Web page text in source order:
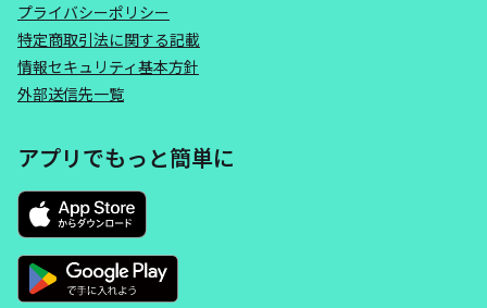
プライバシーポリシー
特定商取引法に関する記載
情報セキュリティ基本方針
外部送信先一覧
アプリでもっと簡単に